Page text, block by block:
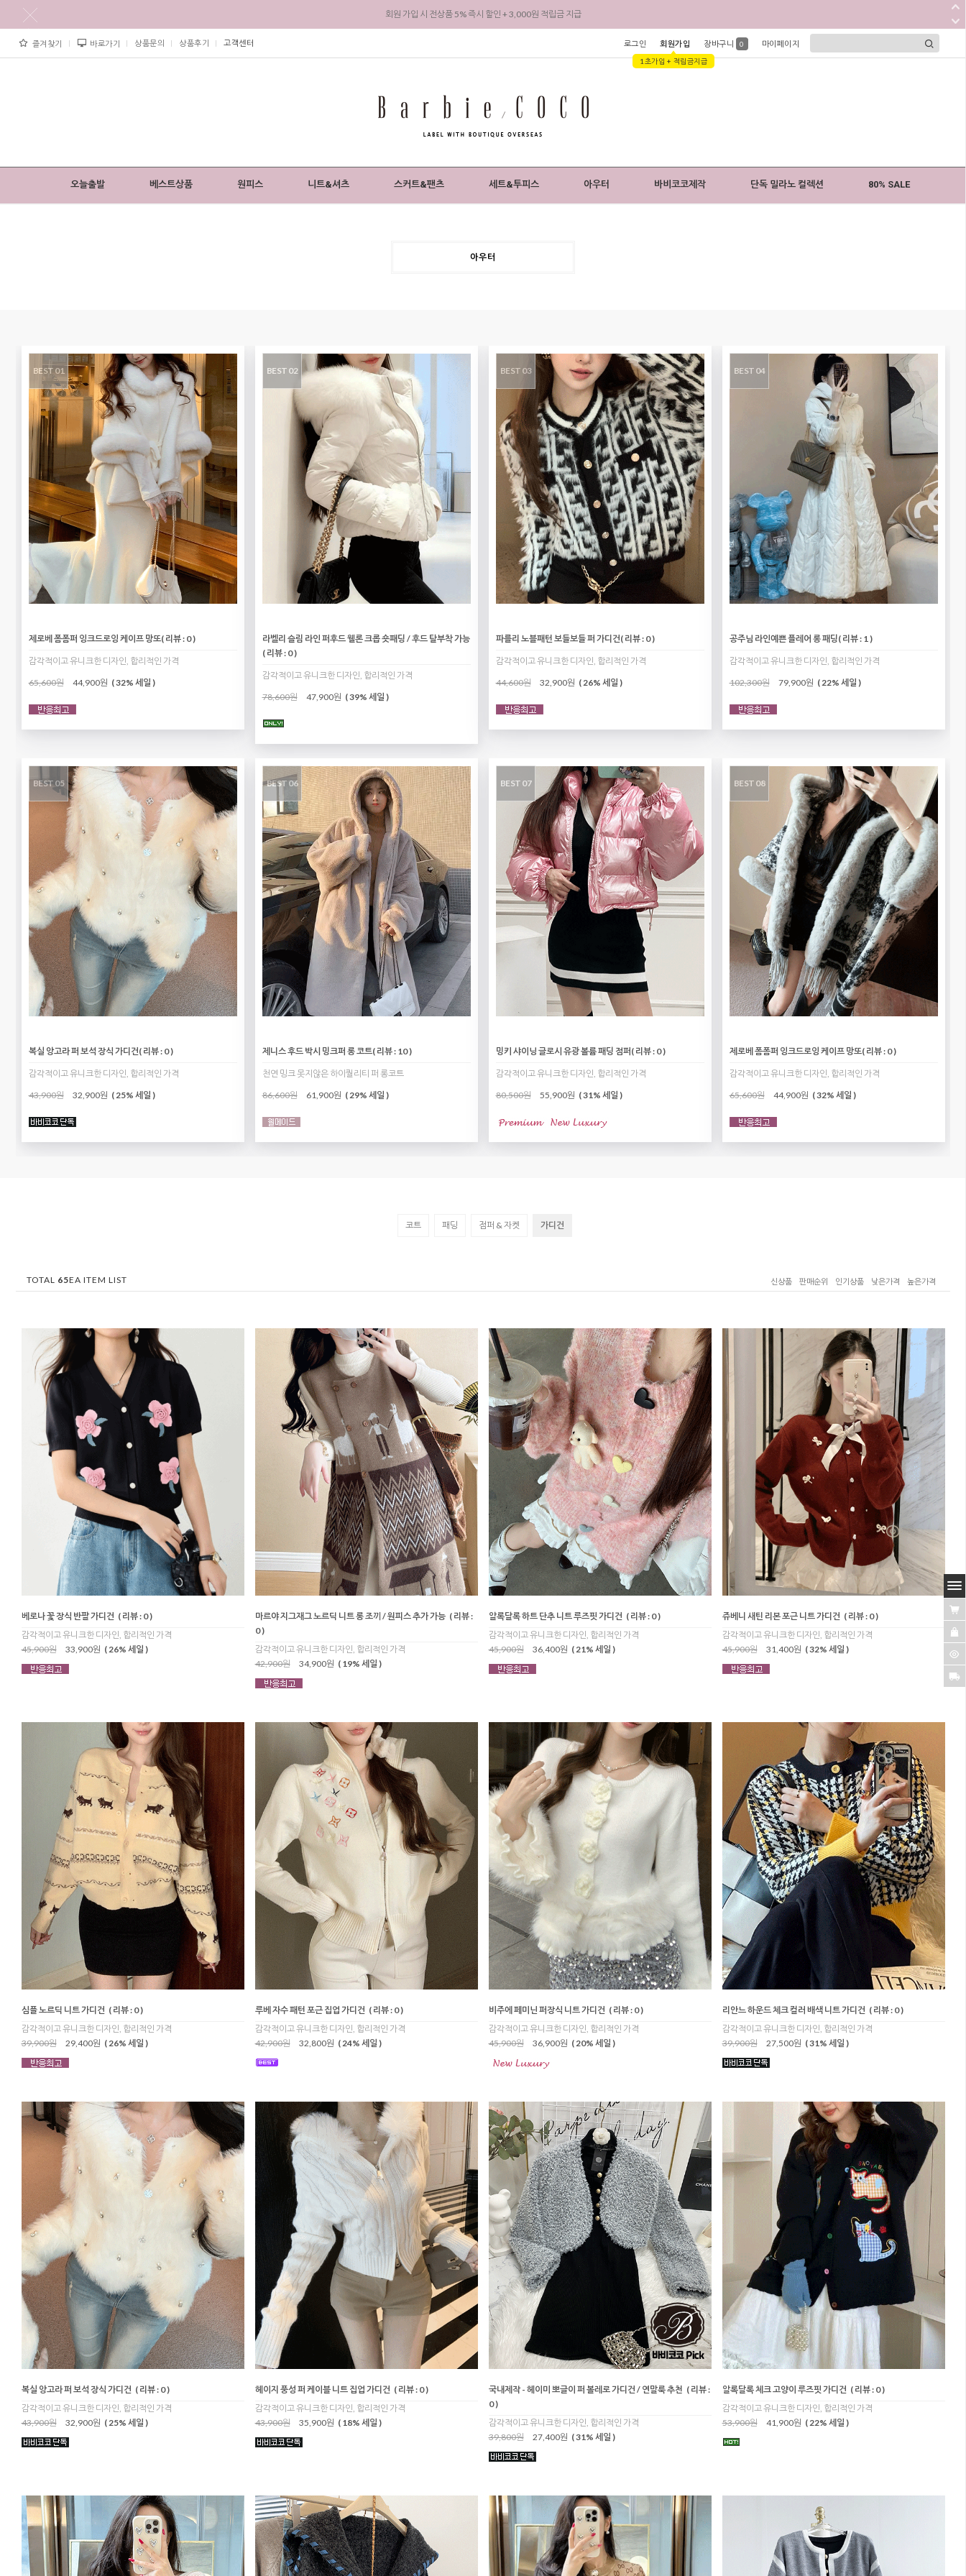
바비코코 카카오채널 추가 시 1,000원 적립금 지급
즐겨찾기 바로가기 상품문의 상품후기 고객센터 로그인 회원가입
1초가입 + 적립금지급
장바구니 0 마이페이지
오늘출발 베스트상품 원피스 니트&셔츠 스커트&팬츠 세트&투피스 아우터 바비코코제작 단독 밀라노 컬렉션 80% SALE
아우터
BEST 01
제로베 폼폼퍼 잉크드로잉 케이프 망또( 리뷰 : 0 )
감각적이고 유니크한 디자인, 합리적인 가격
65,600원
44,900원 ( 32% 세일 )
BEST 02
라벨리 슬림 라인 퍼후드 웰론 크롭 숏패딩 / 후드 탈부착 가능
( 리뷰 : 0 )
감각적이고 유니크한 디자인, 합리적인 가격
78,600원
47,900원 ( 39% 세일 )
BEST 03
파를리 노블패턴 보들보들 퍼 가디건( 리뷰 : 0 )
감각적이고 유니크한 디자인, 합리적인 가격
44,600원
32,900원 ( 26% 세일 )
BEST 04
공주님 라인예쁜 플레어 롱 패딩( 리뷰 : 1 )
감각적이고 유니크한 디자인, 합리적인 가격
102,300원
79,900원 ( 22% 세일 )
BEST 05
복실 앙고라 퍼 보석 장식 가디건( 리뷰 : 0 )
감각적이고 유니크한 디자인, 합리적인 가격
43,900원
32,900원 ( 25% 세일 )
BEST 06
제니스 후드 박시 밍크퍼 롱 코트( 리뷰 : 10 )
천연 밍크 못지않은 하이퀄리티 퍼 롱코트
86,600원
61,900원 ( 29% 세일 )
BEST 07
밍키 샤이닝 글로시 유광 볼륨 패딩 점퍼 ( 리뷰 : 0 )
감각적이고 유니크한 디자인, 합리적인 가격
80,500원
55,900원 ( 31% 세일 )
BEST 08
제로베 폼폼퍼 잉크드로잉 케이프 망또( 리뷰 : 0 )
감각적이고 유니크한 디자인, 합리적인 가격
65,600원
44,900원 ( 32% 세일 )
코트 패딩 점퍼 & 자켓 가디건
TOTAL 65EA ITEM LIST 신상품 판매순위 인기상품 낮은가격 높은가격
베로나 꽃 장식 반팔 가디건 ( 리뷰 : 0 )
감각적이고 유니크한 디자인, 합리적인 가격
45,900원
33,900원 ( 26% 세일 )
마르야 지그재그 노르딕 니트 롱 조끼 / 원피스 추가 가능 ( 리뷰 :
0 )
감각적이고 유니크한 디자인, 합리적인 가격
42,900원
34,900원 ( 19% 세일 )
알록달록 하트 단추 니트 루즈핏 가디건 ( 리뷰 : 0 )
감각적이고 유니크한 디자인, 합리적인 가격
45,900원
36,400원 ( 21% 세일 )
쥬베니 새틴 리본 포근 니트 가디건 ( 리뷰 : 0 )
감각적이고 유니크한 디자인, 합리적인 가격
45,900원
31,400원 ( 32% 세일 )
심플 노르딕 니트 가디건 ( 리뷰 : 0 )
감각적이고 유니크한 디자인, 합리적인 가격
39,900원
29,400원 ( 26% 세일 )
루베 자수 패턴 포근 집업 가디건 ( 리뷰 : 0 )
감각적이고 유니크한 디자인, 합리적인 가격
42,900원
32,800원 ( 24% 세일 )
비주에 페미닌 퍼장식 니트 가디건 ( 리뷰 : 0 )
감각적이고 유니크한 디자인, 합리적인 가격
45,900원
36,900원 ( 20% 세일 )
리안느 하운드 체크 컬러 배색 니트 가디건 ( 리뷰 : 0 )
감각적이고 유니크한 디자인, 합리적인 가격
39,900원
27,500원 ( 31% 세일 )
복실 앙고라 퍼 보석 장식 가디건 ( 리뷰 : 0 )
감각적이고 유니크한 디자인, 합리적인 가격
43,900원
32,900원 ( 25% 세일 )
헤이지 풍성 퍼 케이블 니트 집업 가디건 ( 리뷰 : 0 )
감각적이고 유니크한 디자인, 합리적인 가격
43,900원
35,900원 ( 18% 세일 )
국내제작 - 헤이미 뽀글이 퍼 볼레로 가디건 / 연말룩 추천 ( 리뷰 :
0 )
감각적이고 유니크한 디자인, 합리적인 가격
39,800원
27,400원 ( 31% 세일 )
알록달록 체크 고양이 루즈핏 가디건 ( 리뷰 : 0 )
감각적이고 유니크한 디자인, 합리적인 가격
53,900원
41,900원 ( 22% 세일 )